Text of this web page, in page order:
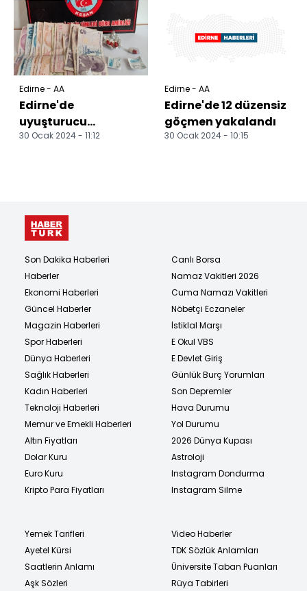
Edirne - AA
Edirne'de
uyuşturucu
operasyonlarında 7
30 Ocak 2024 - 11:12
Edirne - AA
Edirne'de 12 düzensiz
göçmen yakalandı
30 Ocak 2024 - 10:15
Son Dakika Haberleri
Haberler
Ekonomi Haberleri
Güncel Haberler
Magazin Haberleri
Spor Haberleri
Dünya Haberleri
Sağlık Haberleri
Kadın Haberleri
Teknoloji Haberleri
Memur ve Emekli Haberleri
Altın Fiyatları
Dolar Kuru
Euro Kuru
Kripto Para Fiyatları
Canlı Borsa
Namaz Vakitleri 2026
Cuma Namazı Vakitleri
Nöbetçi Eczaneler
İstiklal Marşı
E Okul VBS
E Devlet Giriş
Günlük Burç Yorumları
Son Depremler
Hava Durumu
Yol Durumu
2026 Dünya Kupası
Astroloji
Instagram Dondurma
Instagram Silme
Yemek Tarifleri
Ayetel Kürsi
Saatlerin Anlamı
Aşk Sözleri
Video Haberler
TDK Sözlük Anlamları
Üniversite Taban Puanları
Rüya Tabirleri